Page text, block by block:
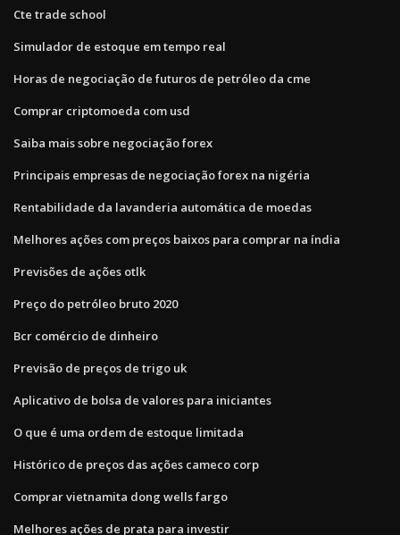
Cte trade school
Simulador de estoque em tempo real
Horas de negociação de futuros de petróleo da cme
Comprar criptomoeda com usd
Saiba mais sobre negociação forex
Principais empresas de negociação forex na nigéria
Rentabilidade da lavanderia automática de moedas
Melhores ações com preços baixos para comprar na índia
Previsões de ações otlk
Preço do petróleo bruto 2020
Bcr comércio de dinheiro
Previsão de preços de trigo uk
Aplicativo de bolsa de valores para iniciantes
O que é uma ordem de estoque limitada
Histórico de preços das ações cameco corp
Comprar vietnamita dong wells fargo
Melhores ações de prata para investir